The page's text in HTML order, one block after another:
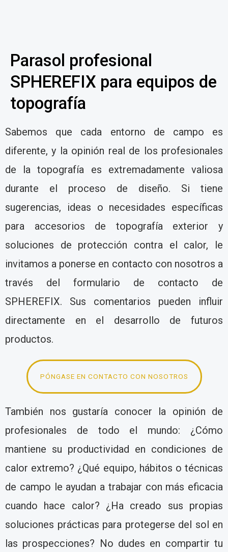
Parasol profesional
SPHEREFIX para equipos de
topografía
Sabemos que cada entorno de campo es
diferente, y la opinión real de los profesionales
de la topografía es extremadamente valiosa
durante el proceso de diseño. Si tiene
sugerencias, ideas o necesidades específicas
para accesorios de topografía exterior y
soluciones de protección contra el calor, le
invitamos a ponerse en contacto con nosotros a
través del formulario de contacto de
SPHEREFIX. Sus comentarios pueden influir
directamente en el desarrollo de futuros
productos.
PÓNGASE EN CONTACTO CON NOSOTROS
También nos gustaría conocer la opinión de
profesionales de todo el mundo: ¿Cómo
mantiene su productividad en condiciones de
calor extremo? ¿Qué equipo, hábitos o técnicas
de campo le ayudan a trabajar con más eficacia
cuando hace calor? ¿Ha creado sus propias
soluciones prácticas para protegerse del sol en
las prospecciones? No dudes en compartir tu